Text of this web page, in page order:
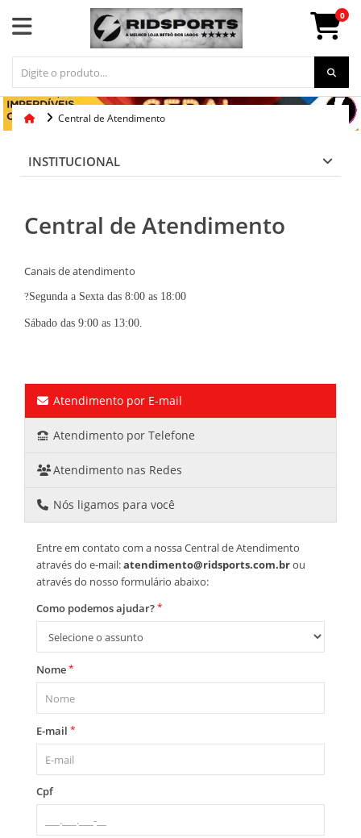
0
Central de Atendimento
INSTITUCIONAL
Central de Atendimento
Canais de atendimento
?Segunda a Sexta das 8:00 as 18:00
Sábado das 9:00 as 13:00.
Atendimento por E-mail
Atendimento por Telefone
Atendimento nas Redes
Nós ligamos para você
Entre em contato com a nossa Central de Atendimento
através do e-mail:atendimento@ridsports.com.brou
através do nosso formulário abaixo:
Como podemos ajudar?*
Nome*
E-mail *
Cpf